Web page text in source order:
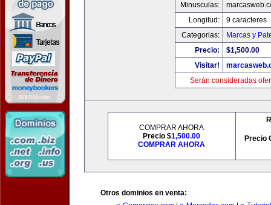
Minusculas:
Longitud:
9 caracteres
Categorias:
Marcas y
Precio:
$1,500.00
Visitar!
Serán consideradas
COMPRAR AHORA
Precio $1,500.00
COMPRAR AHORA
Precio
Otros dominios en venta: